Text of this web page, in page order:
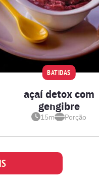
BATIDAS
açaí detox com
gengibre
15m Porção